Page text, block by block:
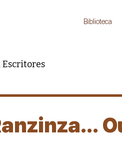
Biblioteca
Escritores